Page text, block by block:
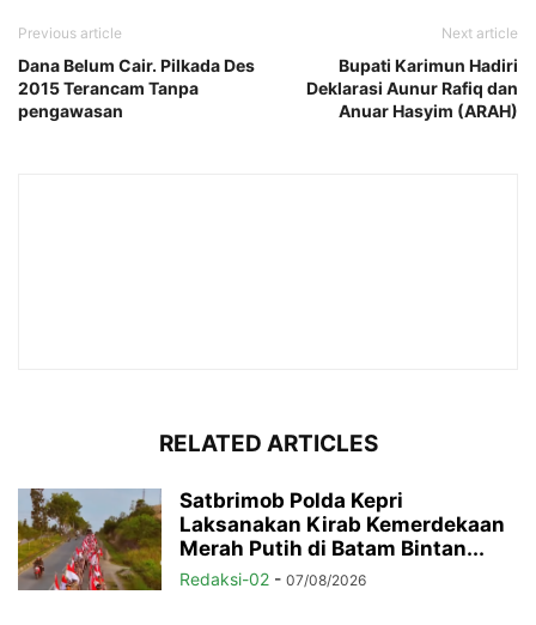
Previous article
Dana Belum Cair. Pilkada Des
2015 Terancam Tanpa
pengawasan
Next article
Bupati Karimun Hadiri
Deklarasi Aunur Rafiq dan
Anuar Hasyim (ARAH)
RELATED ARTICLES
Satbrimob Polda Kepri
Laksanakan Kirab Kemerdekaan
Merah Putih di Batam Bintan...
Redaksi-02 - 07/08/2026